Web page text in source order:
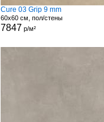
Cure 03 Grip 9 mm
60x60 см, пол/стены
7847 р/м²